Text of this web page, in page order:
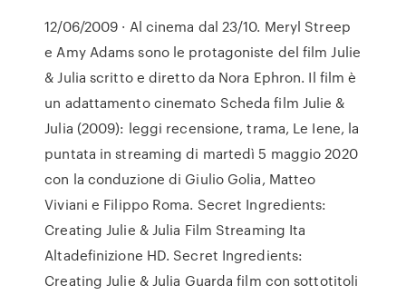
12/06/2009 · Al cinema dal 23/10. Meryl Streep
e Amy Adams sono le protagoniste del film Julie
& Julia scritto e diretto da Nora Ephron. Il film è
un adattamento cinemato Scheda film Julie &
Julia (2009): leggi recensione, trama, Le Iene, la
puntata in streaming di martedì 5 maggio 2020
con la conduzione di Giulio Golia, Matteo
Viviani e Filippo Roma. Secret Ingredients:
Creating Julie & Julia Film Streaming Ita
Altadefinizione HD. Secret Ingredients:
Creating Julie & Julia Guarda film con sottotitoli